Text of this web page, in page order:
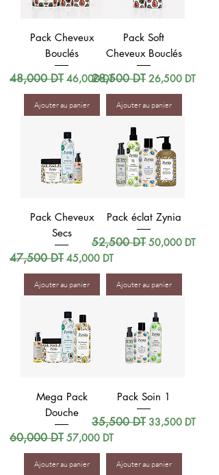
Pack Cheveux
Bouclés
Prix original
48,000 DT Prix promotionnel
46,000 DT
Ajouter au panier
Pack Soft
Cheveux Bouclés
Prix original
28,500 DT Prix promotionnel
26,500 DT
Ajouter au panier
Pack Cheveux
Secs
Prix original
47,500 DT Prix promotionnel
45,000 DT
Ajouter au panier
Pack éclat Zynia
Prix original
52,500 DT Prix promotionnel
50,000 DT
Ajouter au panier
Mega Pack
Douche
Prix original
60,000 DT Prix promotionnel
57,000 DT
Ajouter au panier
Pack Soin 1
Prix original
35,500 DT Prix promotionnel
33,500 DT
Ajouter au panier